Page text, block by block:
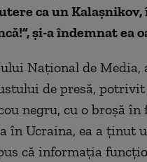
ca un
și-a îndemnat ea
Național de
de presă,
negru, cu o broșă
în Ucraina, ea a ținut
că informația